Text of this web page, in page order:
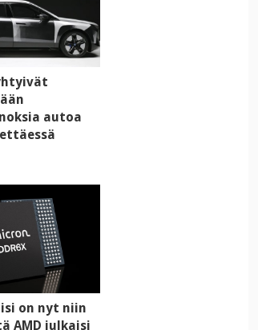
autoa
on nyt niin
AMD julkaisi